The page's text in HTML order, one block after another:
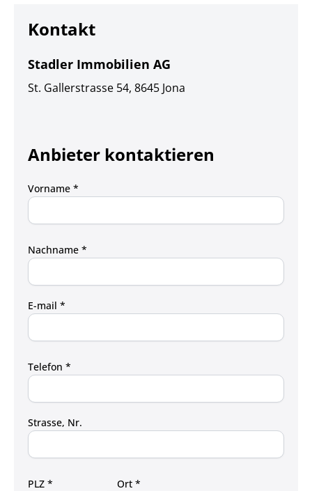
Kontakt
Stadler Immobilien AG
St. Gallerstrasse 54, 8645 Jona
Anbieter kontaktieren
Vorname *
Nachname *
E-mail *
Telefon *
Strasse, Nr.
PLZ * Ort *